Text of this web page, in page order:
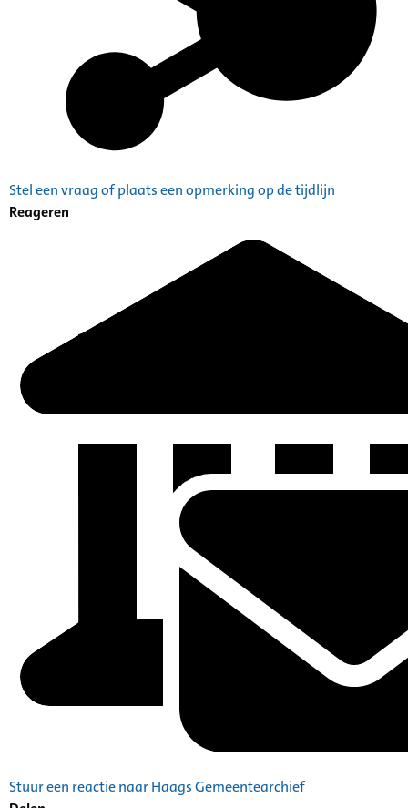
Stel een vraag of plaats een opmerking op de tijdlijn
Reageren
Stuur een reactie naar Haags Gemeentearchief